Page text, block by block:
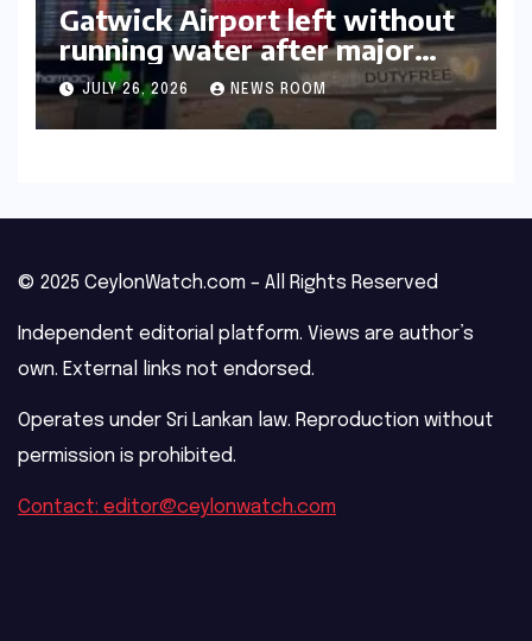
Gatwick Airport left without
running water after major
outage​​
JULY 26, 2026 NEWS ROOM
© 2025 CeylonWatch.com – All Rights Reserved
Independent editorial platform. Views are author’s
own. External links not endorsed.
Operates under Sri Lankan law. Reproduction without
permission is prohibited.
Contact: editor@ceylonwatch.com